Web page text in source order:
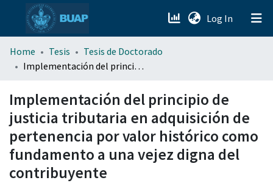
Log In (current)
menu.section.about_menu
Home Tesis
Tesis de Doctorado
Implementación del principio de justicia tributaria en adquisición de pertenencia por valor histórico como fundamento a una vejez digna del contribuyente
Implementación del principio de
justicia tributaria en adquisición de
pertenencia por valor histórico como
fundamento a una vejez digna del
contribuyente